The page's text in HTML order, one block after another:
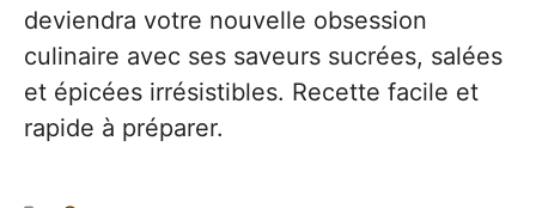
deviendra votre nouvelle obsession
culinaire avec ses saveurs sucrées, salées
et épicées irrésistibles. Recette facile et
rapide à préparer.